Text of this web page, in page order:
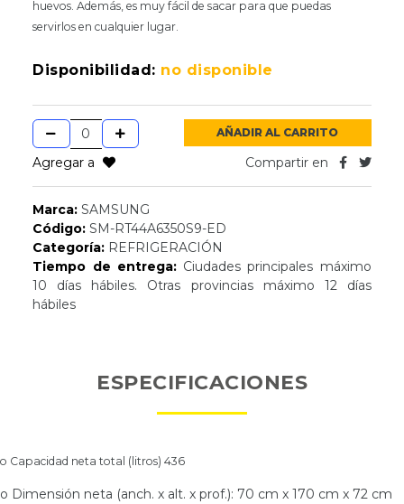
huevos. Además, es muy fácil de sacar para que puedas
servirlos en cualquier lugar.
Disponibilidad: no disponible
AÑADIR AL CARRITO
Agregar a Compartir en
Marca: SAMSUNG
Código: SM-RT44A6350S9-ED
Categoría: REFRIGERACIÓN
Tiempo de entrega:Ciudades principales máximo
10 días hábiles. Otras provincias máximo 12 días
hábiles
ESPECIFICACIONES
o Capacidad neta total (litros) 436
o Dimensión neta (anch. x alt. x prof.): 70 cm x 170 cm x 72 cm